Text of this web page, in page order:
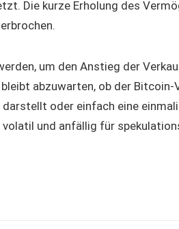
Die kurze Erholung des
um den Anstieg der
abzuwarten, ob der Bitcoin-
oder einfach eine
und anfällig für